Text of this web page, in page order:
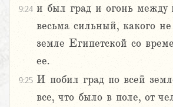
9:24 и был град и огонь между
весьма сильный, какого
земле Египетской со
ее.
9:25 И побил град по всей
все, что было в поле, от